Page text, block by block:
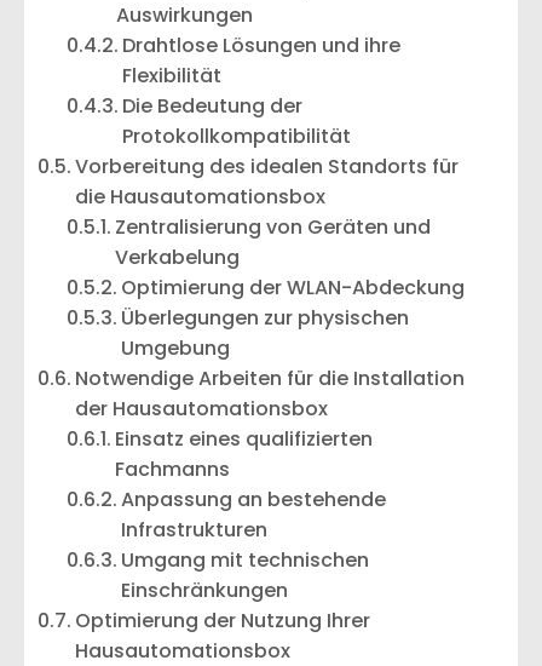
Auswirkungen
Drahtlose Lösungen und ihre
Flexibilität
Die Bedeutung der
Protokollkompatibilität
Vorbereitung des idealen Standorts für
die Hausautomationsbox
Zentralisierung von Geräten und
Verkabelung
Optimierung der WLAN-Abdeckung
Überlegungen zur physischen
Umgebung
Notwendige Arbeiten für die Installation
der Hausautomationsbox
Einsatz eines qualifizierten
Fachmanns
Anpassung an bestehende
Infrastrukturen
Umgang mit technischen
Einschränkungen
Optimierung der Nutzung Ihrer
Hausautomationsbox